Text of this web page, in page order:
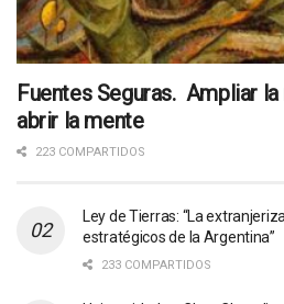
Fuentes Seguras. Ampliar la
abrir la mente
223 COMPARTIDOS
Ley de Tierras: “La
estratégicos de la Argentina”
233 COMPARTIDOS